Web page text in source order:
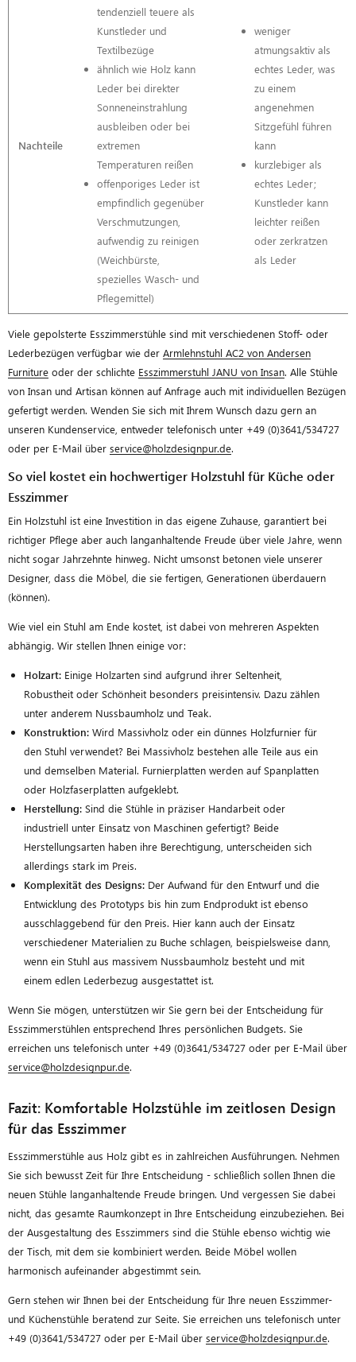
Nachteile
tendenziell teuere als
Kunstleder und
Textilbezüge
ähnlich wie Holz kann
Leder bei direkter
Sonneneinstrahlung
ausbleiben oder bei
extremen
Temperaturen reißen
offenporiges Leder ist
empfindlich gegenüber
Verschmutzungen,
aufwendig zu reinigen
(Weichbürste,
spezielles Wasch- und
Pflegemittel)
weniger
atmungsaktiv als
echtes Leder, was
zu einem
angenehmen
Sitzgefühl führen
kann
kurzlebiger als
echtes Leder;
Kunstleder kann
leichter reißen
oder zerkratzen
als Leder
Viele gepolsterte Esszimmerstühle sind mit verschiedenen Stoff- oder
Lederbezügen verfügbar wie der Armlehnstuhl AC2 von Andersen
Furniture oder der schlichte Esszimmerstuhl JANU von Insan. Alle Stühle
von Insan und Artisan können auf Anfrage auch mit individuellen Bezügen
gefertigt werden. Wenden Sie sich mit Ihrem Wunsch dazu gern an
unseren Kundenservice, entweder telefonisch unter +49 (0)3641/534727
oder per E-Mail über service@holzdesignpur.de.
So viel kostet ein hochwertiger Holzstuhl für Küche oder
Esszimmer
Ein Holzstuhl ist eine Investition in das eigene Zuhause, garantiert bei
richtiger Pflege aber auch langanhaltende Freude über viele Jahre, wenn
nicht sogar Jahrzehnte hinweg. Nicht umsonst betonen viele unserer
Designer, dass die Möbel, die sie fertigen, Generationen überdauern
(können).
Wie viel ein Stuhl am Ende kostet, ist dabei von mehreren Aspekten
abhängig. Wir stellen Ihnen einige vor:
Holzart: Einige Holzarten sind aufgrund ihrer Seltenheit,
Robustheit oder Schönheit besonders preisintensiv. Dazu zählen
unter anderem Nussbaumholz und Teak.
Konstruktion: Wird Massivholz oder ein dünnes Holzfurnier für
den Stuhl verwendet? Bei Massivholz bestehen alle Teile aus ein
und demselben Material. Furnierplatten werden auf Spanplatten
oder Holzfaserplatten aufgeklebt.
Herstellung: Sind die Stühle in präziser Handarbeit oder
industriell unter Einsatz von Maschinen gefertigt? Beide
Herstellungsarten haben ihre Berechtigung, unterscheiden sich
allerdings stark im Preis.
Komplexität des Designs: Der Aufwand für den Entwurf und die
Entwicklung des Prototyps bis hin zum Endprodukt ist ebenso
ausschlaggebend für den Preis. Hier kann auch der Einsatz
verschiedener Materialien zu Buche schlagen, beispielsweise dann,
wenn ein Stuhl aus massivem Nussbaumholz besteht und mit
einem edlen Lederbezug ausgestattet ist.
Wenn Sie mögen, unterstützen wir Sie gern bei der Entscheidung für
Esszimmerstühlen entsprechend Ihres persönlichen Budgets. Sie
erreichen uns telefonisch unter +49 (0)3641/534727 oder per E-Mail über
service@holzdesignpur.de.
Fazit: Komfortable Holzstühle im zeitlosen Design
für das Esszimmer
Esszimmerstühle aus Holz gibt es in zahlreichen Ausführungen. Nehmen
Sie sich bewusst Zeit für Ihre Entscheidung - schließlich sollen Ihnen die
neuen Stühle langanhaltende Freude bringen. Und vergessen Sie dabei
nicht, das gesamte Raumkonzept in Ihre Entscheidung einzubeziehen. Bei
der Ausgestaltung des Esszimmers sind die Stühle ebenso wichtig wie
der Tisch, mit dem sie kombiniert werden. Beide Möbel wollen
harmonisch aufeinander abgestimmt sein.
Gern stehen wir Ihnen bei der Entscheidung für Ihre neuen Esszimmer-
und Küchenstühle beratend zur Seite. Sie erreichen uns telefonisch unter
+49 (0)3641/534727 oder per E-Mail über service@holzdesignpur.de.